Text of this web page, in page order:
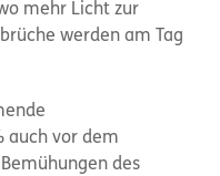
mehr Licht zur
werden am Tag
auch vor dem
des